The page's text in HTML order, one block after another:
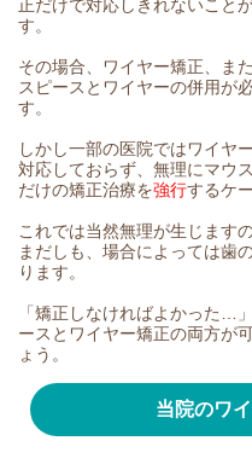
正だけで対応しきれないこと
す。
その場合、ワイヤー矯正、ま
スピースとワイヤーの併用が
す。
しかし一部の医院ではワイヤ
対応しておらず、無理にマウ
だけの矯正治療を強行するケ
これでは当然無理が生じます
まだしも、場合によっては歯
ります。
「矯正しなければよかった…
ースとワイヤー矯正の両方が
ょう。
当院のワ